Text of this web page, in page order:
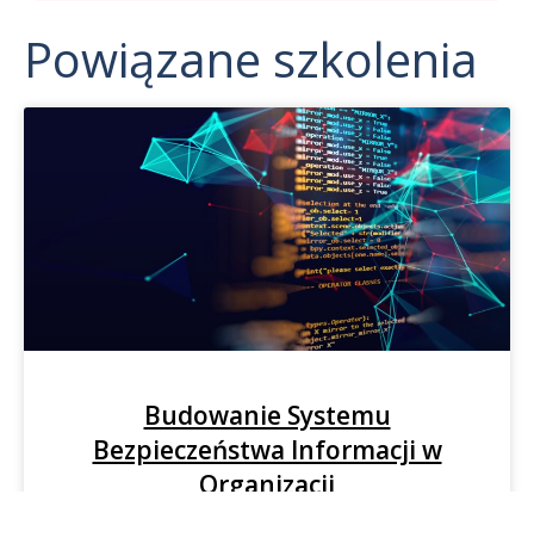
Powiązane szkolenia
Budowanie Systemu
Bezpieczeństwa Informacji w
Organizacji